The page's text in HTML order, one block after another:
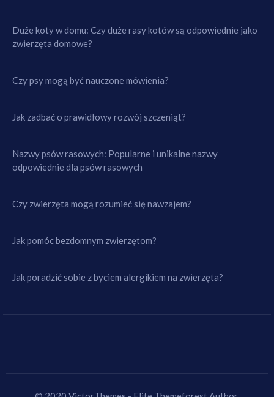
Duże koty w domu: Czy duże rasy kotów są odpowiednie jako
zwierzęta domowe?
Czy psy mogą być nauczone mówienia?
Jak zadbać o prawidłowy rozwój szczeniąt?
Nazwy psów rasowych: Popularne i unikalne nazwy
odpowiednie dla psów rasowych
Czy zwierzęta mogą rozumieć się nawzajem?
Jak pomóc bezdomnym zwierzętom?
Jak poradzić sobie z byciem alergikiem na zwierzęta?